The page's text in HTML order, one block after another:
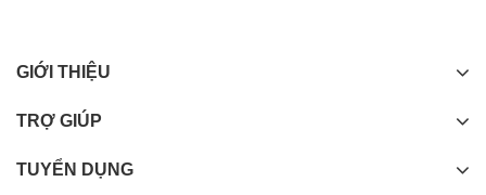
GIỚI THIỆU
TRỢ GIÚP
TUYỂN DỤNG